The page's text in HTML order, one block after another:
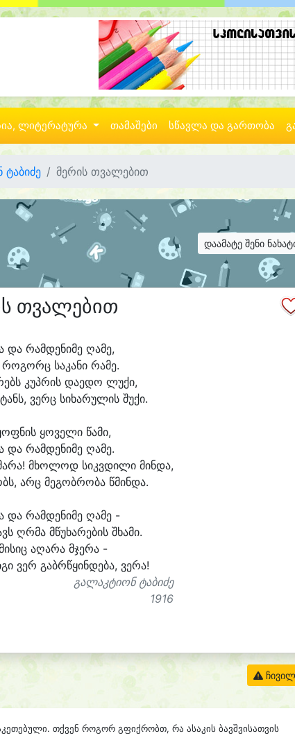
ლიტერატურა თამაშები სწავლა და გართობა
მერის თვალებით
დაამატე შენი
თვალებით
და რამდენიმე ღამე,
როგორც საკანი რამე.
კუპრის დაედო ლუქი,
ტანს, ვერც სიხარულის შუქი.
ნის ყოველი წამი,
და რამდენიმე ღამე.
რა! მხოლოდ სიკვდილი მინდა,
არც მეგობრობა წმინდა.
და რამდენიმე ღამე -
ღრმა მწუხარების შხამი.
სიც აღარა მჯერა -
გი ვერ გაბრწყინდება, ვერა!
გალაკტიონ ტაბიძე
1916
თქვენ როგორ გფიქრობთ, რა ასაკის ბავშვისათვის